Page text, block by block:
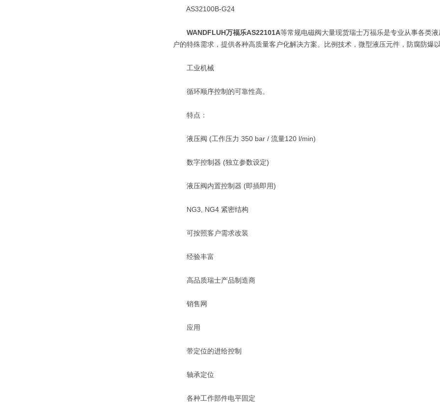
AS32100B-G24
WANDFLUH万福乐AS22101A等常规电磁阀大量现货瑞士万福乐是专业从事各类
户的特殊需求，提供各种高质量客户化解决方案。比例技术，微型液压元件，防腐防爆
工业机械
循环顺序控制的可靠性高。
特点：
液压阀 (工作压力 350 bar / 流量120 l/min)
数字控制器 (独立参数设定)
液压阀内置控制器 (即插即用)
NG3, NG4 紧密结构
可按照客户需求改装
经验丰富
高品质瑞士产品制造商
销售网
应用
带定位的进给控制
轴承定位
各种工作部件电平固定